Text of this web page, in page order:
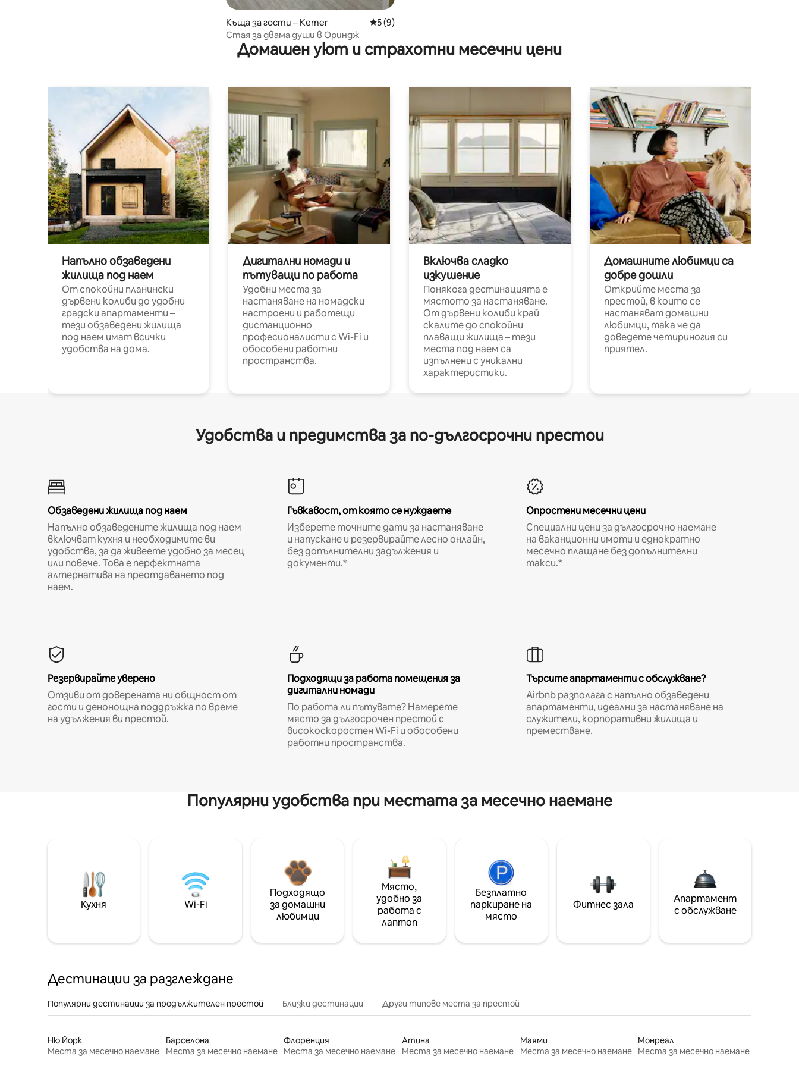
Къща за гости – Kemer Средна оценка: 5 от 5, 9 отзива
5 (9)
Стая за двама души в Ориндж
Домашен уют и страхотни месечни цени
Напълно обзаведени
жилища под наем
От спокойни планински
дървени колиби до удобни
градски апартаменти –
тези обзаведени жилища
под наем имат всички
удобства на дома.
Дигитални номади и
пътуващи по работа
Удобни места за
настаняване на номадски
настроени и работещи
дистанционно
професионалисти с Wi-Fi и
обособени работни
пространства.
Включва сладко
изкушение
Понякога дестинацията е
мястото за настаняване.
От дървени колиби край
скалите до спокойни
плаващи жилища – тези
места под наем са
изпълнени с уникални
характеристики.
Домашните любимци са
добре дошли
Открийте места за
престой, в които се
настаняват домашни
любимци, така че да
доведете четириногия си
приятел.
Удобства и предимства за по-дългосрочни престои
Обзаведени жилища под наем
Напълно обзаведените жилища под наем
включват кухня и необходимите ви
удобства, за да живеете удобно за месец
или повече. Това е перфектната
алтернатива на преотдаването под
наем.
Гъвкавост, от която се нуждаете
Изберете точните дати за настаняване
и напускане и резервирайте лесно онлайн,
без допълнителни задължения и
документи.*
Опростени месечни цени
Специални цени за дългосрочно наемане
на ваканционни имоти и еднократно
месечно плащане без допълнителни
такси.*
Резервирайте уверено
Отзиви от доверената ни общност от
гости и денонощна поддръжка по време
на удължения ви престой.
Подходящи за работа помещения за
дигитални номади
По работа ли пътувате? Намерете
място за дългосрочен престой с
високоскоростен Wi-Fi и обособени
работни пространства.
Търсите апартаменти с обслужване?
Airbnb разполага с напълно обзаведени
апартаменти, идеални за настаняване на
служители, корпоративни жилища и
преместване.
Популярни удобства при местата за месечно наемане
Кухня Wi-Fi
Подходящо
за домашни
любимци
Място,
удобно за
работа с
лаптоп
Безплатно
паркиране на
място
Фитнес зала
Апартамент
с обслужване
Дестинации за разглеждане
Популярни дестинации за продължителен престой Близки дестинации Други типове места за престой
Ню Йорк
Места за месечно наемане
Барселона
Места за месечно наемане
Флоренция
Места за месечно наемане
Атина
Места за месечно наемане
Маями
Места за месечно наемане
Монреал
Места за месечно наемане